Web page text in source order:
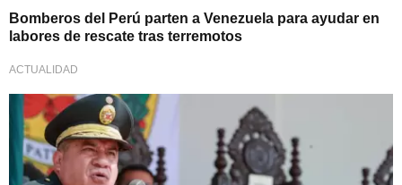
Bomberos del Perú parten a Venezuela para ayudar en
labores de rescate tras terremotos
ACTUALIDAD
Firme postura